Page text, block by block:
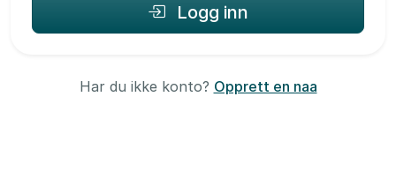
Logg inn
Har du ikke konto? Opprett en naa